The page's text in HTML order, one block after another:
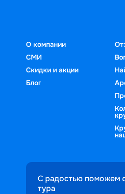
О компании
СМИ
Скидки и акции
Блог
С радостью поможем
тура